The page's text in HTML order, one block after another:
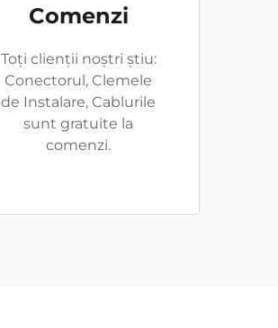
Comenzi
Toți clienții noștri știu:
Conectorul, Clemele
de Instalare, Cablurile
sunt gratuite la
comenzi.